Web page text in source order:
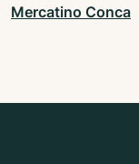
Mercatino Conca